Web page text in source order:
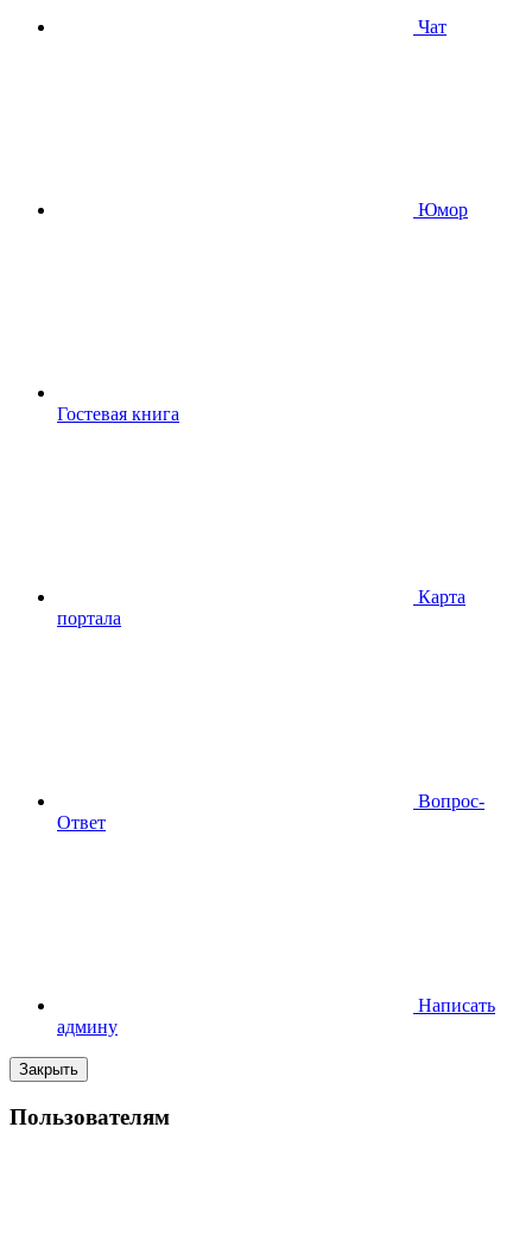
Чат
Юмор
Гостевая книга
Карта
портала
Вопрос-
Ответ
Написать
админу
Закрыть
Пользователям